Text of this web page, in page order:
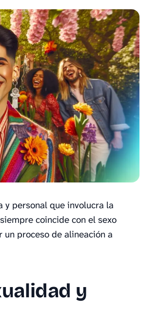
y personal que involucra la
coincide con el sexo
proceso de alineación a
y